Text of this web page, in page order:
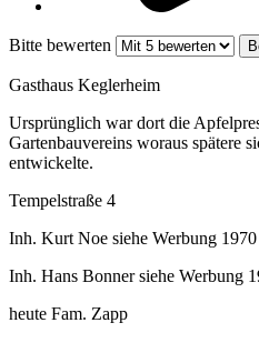
Bitte bewerten
Gasthaus Keglerheim
Ursprünglich war dort die
Gartenbauvereins woraus spätere
entwickelte.
Tempelstraße 4
Inh. Kurt Noe siehe Werbung 1970
Inh. Hans Bonner siehe Werbung
heute Fam. Zapp